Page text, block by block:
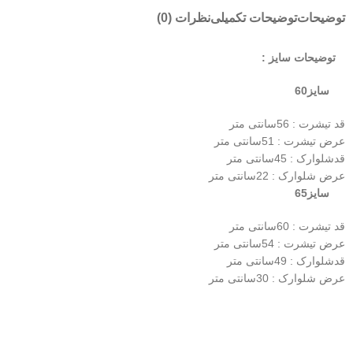
توضیحاتتوضیحات تکمیلینظرات (0)
توضیحات سایز :
سایز60
قد تیشرت : 56سانتی متر
عرض تیشرت : 51سانتی متر
قدشلوارک : 45سانتی متر
عرض شلوارک : 22سانتی متر
سایز65
قد تیشرت : 60سانتی متر
عرض تیشرت : 54سانتی متر
قدشلوارک : 49سانتی متر
عرض شلوارک : 30سانتی متر